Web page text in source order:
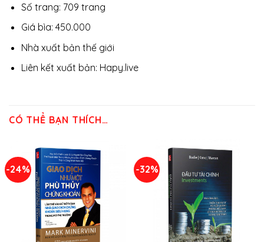
Số trang: 709 trang
Giá bìa: 450.000
Nhà xuất bản thế giới
Liên kết xuất bản: Hapy.live
CÓ THỂ BẠN THÍCH…
-24% -32%